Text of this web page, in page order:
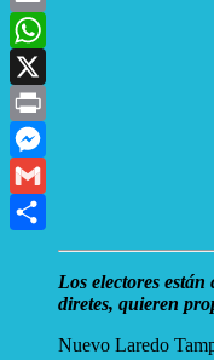
Email
WhatsApp
X
Print
Messenger
Gmail
Compartir
Los electores están
diretes, quieren
Nuevo Laredo